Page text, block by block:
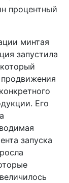
процентный
минтая
запустила
Его
запуска